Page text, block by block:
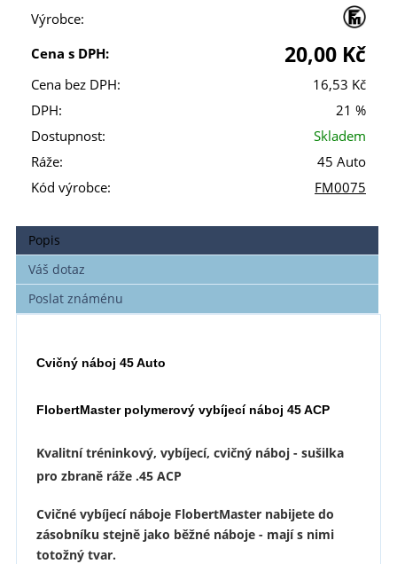
Výrobce:
Cena s DPH:
20,00 Kč
Cena bez DPH:
16,53 Kč
DPH:
21 %
Dostupnost:
Skladem
Ráže:
45 Auto
Kód výrobce:
FM0075
Popis
Váš dotaz
Poslat známénu
Cvičný náboj 45 Auto
FlobertMaster polymerový vybíjecí náboj 45 ACP
Kvalitní tréninkový, vybíjecí, cvičný náboj - sušilka
pro zbraně ráže .45 ACP
Cvičné vybíjecí náboje FlobertMaster nabijete do
zásobníku stejně jako běžné náboje - mají s nimi
totožný tvar.